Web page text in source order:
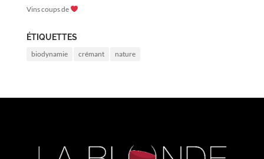
Vins coups de
ÉTIQUETTES
biodynamie crémant nature